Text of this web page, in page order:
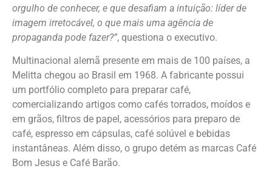
orgulho de conhecer, e que desafiam a intuição: líder de
imagem irretocável, o que mais uma agência de
propaganda pode fazer?”, questiona o executivo.
Multinacional alemã presente em mais de 100 países, a
Melitta chegou ao Brasil em 1968. A fabricante possui
um portfólio completo para preparar café,
comercializando artigos como cafés torrados, moídos e
em grãos, filtros de papel, acessórios para preparo de
café, espresso em cápsulas, café solúvel e bebidas
instantâneas. Além disso, o grupo detém as marcas Café
Bom Jesus e Café Barão.